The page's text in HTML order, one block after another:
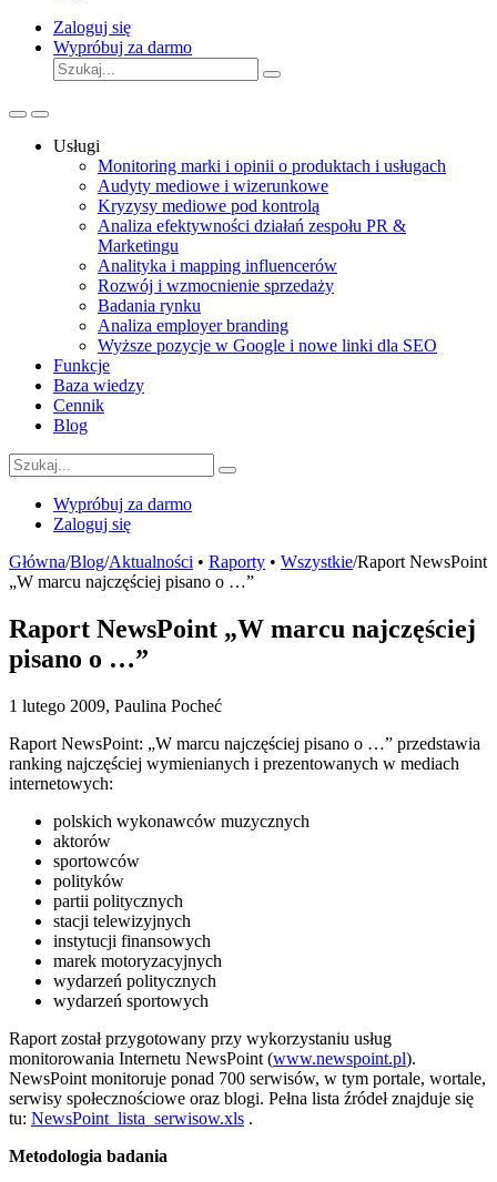
Zaloguj się
Wypróbuj za darmo
Usługi
Monitoring marki i opinii o produktach i usługach
Audyty mediowe i wizerunkowe
Kryzysy mediowe pod kontrolą
Analiza efektywności działań zespołu PR &
Marketingu
Analityka i mapping influencerów
Rozwój i wzmocnienie sprzedaży
Badania rynku
Analiza employer branding
Wyższe pozycje w Google i nowe linki dla SEO
Funkcje
Baza wiedzy
Cennik
Blog
Wypróbuj za darmo
Zaloguj się
Główna/Blog/Aktualności • Raporty • Wszystkie/Raport NewsPoint
„W marcu najczęściej pisano o …”
Raport NewsPoint „W marcu najczęściej
pisano o …”
1 lutego 2009, Paulina Pocheć
Raport NewsPoint: „W marcu najczęściej pisano o …” przedstawia
ranking najczęściej wymienianych i prezentowanych w mediach
internetowych:
polskich wykonawców muzycznych
aktorów
sportowców
polityków
partii politycznych
stacji telewizyjnych
instytucji finansowych
marek motoryzacyjnych
wydarzeń politycznych
wydarzeń sportowych
Raport został przygotowany przy wykorzystaniu usług
monitorowania Internetu NewsPoint (www.newspoint.pl).
NewsPoint monitoruje ponad 700 serwisów, w tym portale, wortale,
serwisy społecznościowe oraz blogi. Pełna lista źródeł znajduje się
tu: NewsPoint_lista_serwisow.xls .
Metodologia badania